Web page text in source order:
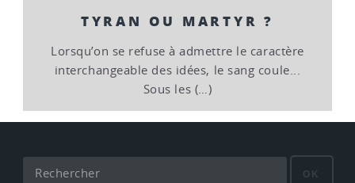
TYRAN OU MARTYR ?
Lorsqu’on se refuse à admettre le caractère
interchangeable des idées, le sang coule...
Sous les (…)
OK